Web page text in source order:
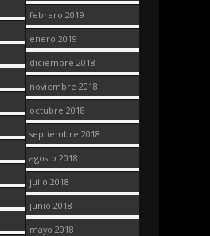
febrero 2019
enero 2019
diciembre 2018
noviembre 2018
octubre 2018
septiembre 2018
agosto 2018
julio 2018
junio 2018
mayo 2018